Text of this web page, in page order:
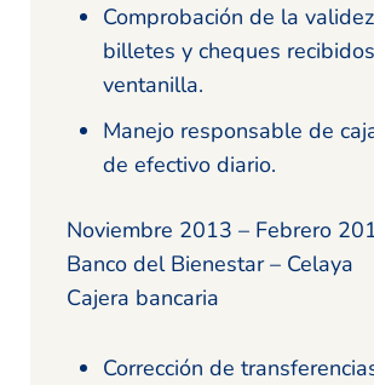
Comprobación de la
billetes y cheques
ventanilla.
Manejo responsable de
de efectivo diario.
Noviembre 2013 – Febrero
Banco del Bienestar – Celaya
Cajera bancaria
Corrección de